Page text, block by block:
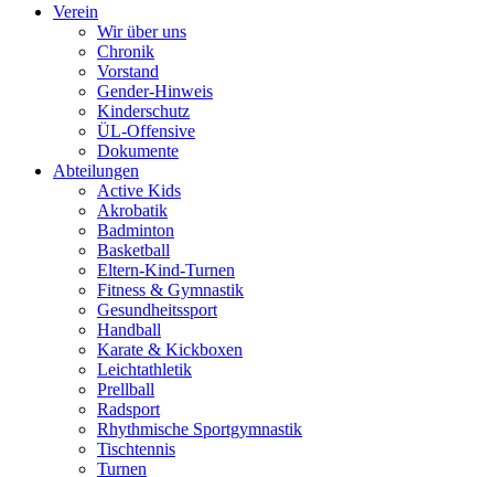
Verein
Wir über uns
Chronik
Vorstand
Gender-Hinweis
Kinderschutz
ÜL-Offensive
Dokumente
Abteilungen
Active Kids
Akrobatik
Badminton
Basketball
Eltern-Kind-Turnen
Fitness & Gymnastik
Gesundheitssport
Handball
Karate & Kickboxen
Leichtathletik
Prellball
Radsport
Rhythmische Sportgymnastik
Tischtennis
Turnen